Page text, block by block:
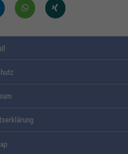
WhatsappXing